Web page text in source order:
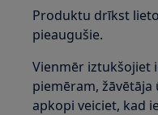
Produktu drīkst
pieaugušie.
Vienmēr iztukšojiet
piemēram, žāvētāja
apkopi veiciet, kad